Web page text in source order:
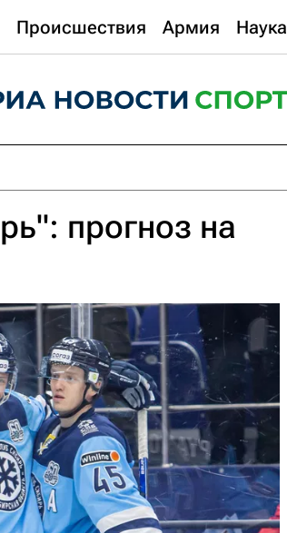
Происшествия Армия Наука
прогноз на